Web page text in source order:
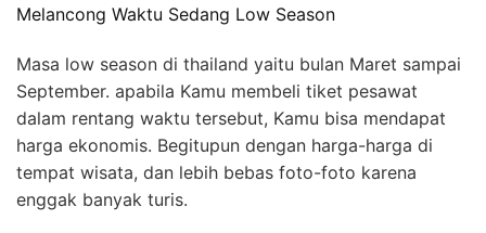
Melancong Waktu Sedang Low Season
Masa low season di thailand yaitu bulan Maret sampai
September. apabila Kamu membeli tiket pesawat
dalam rentang waktu tersebut, Kamu bisa mendapat
harga ekonomis. Begitupun dengan harga-harga di
tempat wisata, dan lebih bebas foto-foto karena
enggak banyak turis.